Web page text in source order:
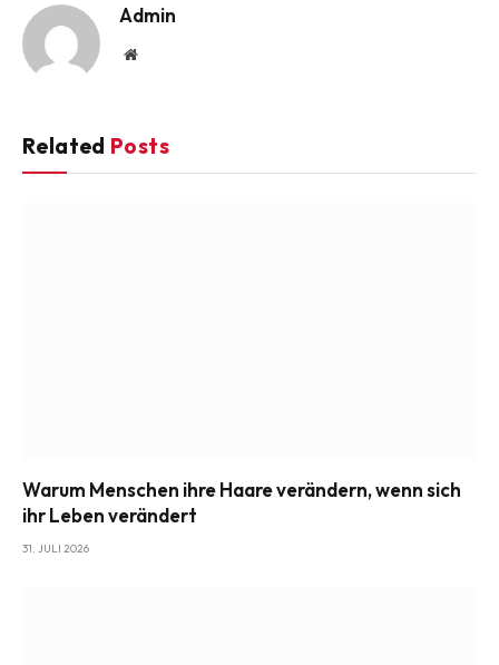
Admin
Website
Related Posts
Warum Menschen ihre Haare verändern, wenn sich
ihr Leben verändert
31. JULI 2026